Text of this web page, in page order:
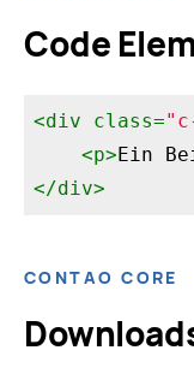
Code
<div class=
<p>Ein
</div>
CONTAO CORE